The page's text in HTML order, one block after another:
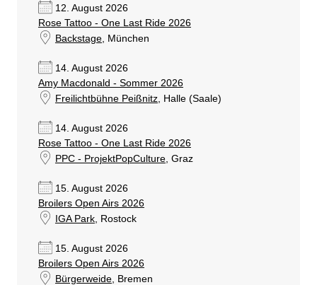
12. August 2026
Rose Tattoo - One Last Ride 2026
Backstage, München
14. August 2026
Amy Macdonald - Sommer 2026
Freilichtbühne Peißnitz, Halle (Saale)
14. August 2026
Rose Tattoo - One Last Ride 2026
PPC - ProjektPopCulture, Graz
15. August 2026
Broilers Open Airs 2026
IGA Park, Rostock
15. August 2026
Broilers Open Airs 2026
Bürgerweide, Bremen